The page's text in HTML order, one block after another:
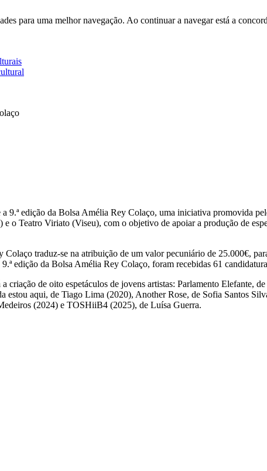
para uma melhor navegação. Ao continuar a navegar está a
9.ª edição da Bolsa Amélia Rey Colaço, uma iniciativa
o Teatro Viriato (Viseu), com o objetivo de apoiar a produção de
traduz-se na atribuição de um valor pecuniário de 25.000€,
edição da Bolsa Amélia Rey Colaço, foram recebidas 61
criação de oito espetáculos de jovens artistas: Parlamento Elefante,
estou aqui, de Tiago Lima (2020), Another Rose, de Sofia Santos
(2024) e TOSHiiB4 (2025), de Luísa Guerra.